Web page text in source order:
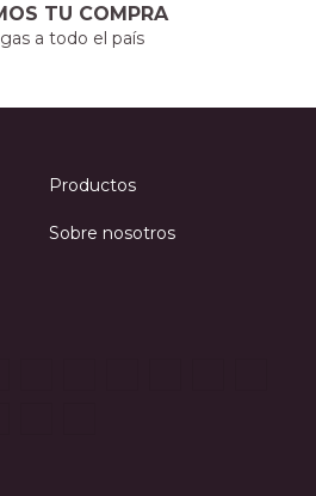
TU COMPRA
a todo el país
Productos
Sobre nosotros